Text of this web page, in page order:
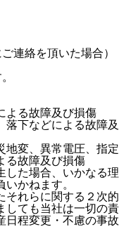
連絡を頂いた場合）
よる故障及び損傷
落下などによる故障及
地変、異常電圧、指定
る故障及び損傷
した場合、いかなる理
かねます。
それらに関する２次的
しても当社は一切の責
日程変更・不慮の事故